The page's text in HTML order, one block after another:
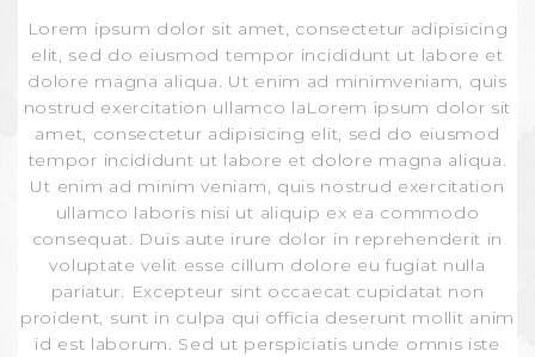
Lorem ipsum dolor sit amet, consectetur adipisicing
elit, sed do eiusmod tempor incididunt ut labore et
dolore magna aliqua. Ut enim ad minimveniam, quis
nostrud exercitation ullamco laLorem ipsum dolor sit
amet, consectetur adipisicing elit, sed do eiusmod
tempor incididunt ut labore et dolore magna aliqua.
Ut enim ad minim veniam, quis nostrud exercitation
ullamco laboris nisi ut aliquip ex ea commodo
consequat. Duis aute irure dolor in reprehenderit in
voluptate velit esse cillum dolore eu fugiat nulla
pariatur. Excepteur sint occaecat cupidatat non
proident, sunt in culpa qui officia deserunt mollit anim
id est laborum. Sed ut perspiciatis unde omnis iste